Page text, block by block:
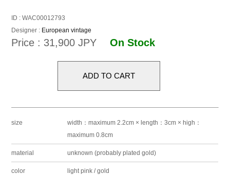
ID : WAC00012793
Designer : European vintage
Price : 31,900 JPYOn Stock
size
width：maximum 2.2cm × length：3cm × high：
maximum 0.8cm
material unknown (probably plated gold)
color light pink / gold